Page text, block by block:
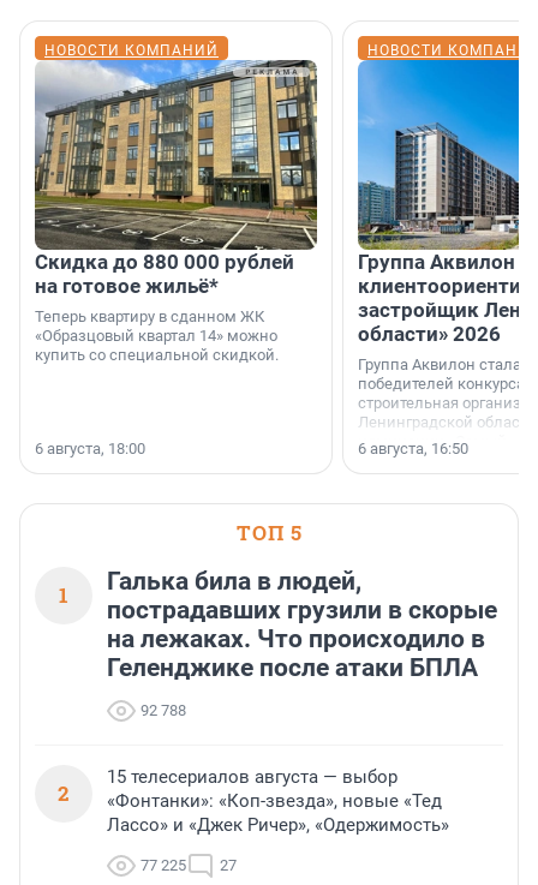
НОВОСТИ КОМПАНИЙ
Скидка до 880 000 рублей
на готовое жильё*
Теперь квартиру в сданном ЖК
«Образцовый квартал 14» можно
купить со специальной скидкой.
6 августа, 18:00
НОВОСТИ
Группа Аквилон
застройщик
области» 2026
Группа Аквилон стала
победителей конкурса
строительная
Ленинградской области
номинации «Самый
застройщик
области».
6 августа, 16:50
ТОП 5
1
Галька била в людей,
пострадавших грузили в скорые
на лежаках. Что происходило в
Геленджике после атаки БПЛА
92 788
2
15 телесериалов августа — выбор
«Фонтанки»: «Коп-звезда», новые «Тед
Лассо» и «Джек Ричер», «Одержимость»
77 225 27